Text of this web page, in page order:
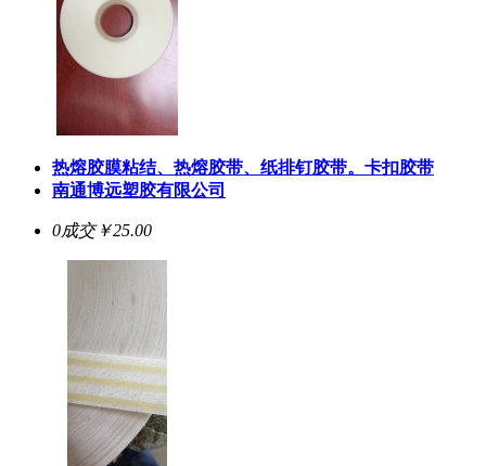
热熔胶膜粘结、热熔胶带、纸排钉胶带。卡扣胶带
南通博远塑胶有限公司
0成交￥25.00